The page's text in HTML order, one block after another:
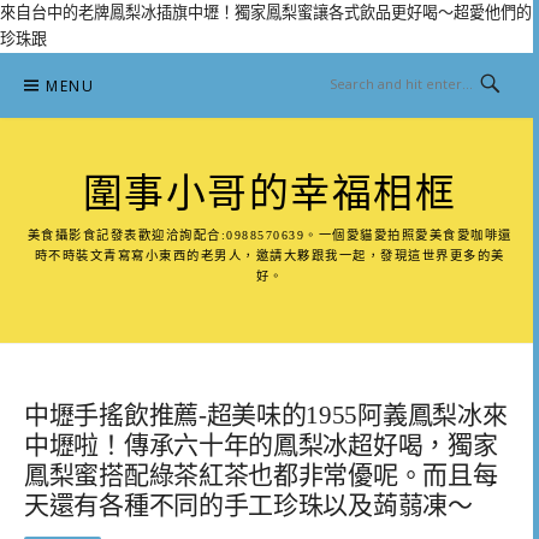
來自台中的老牌鳳梨冰插旗中壢！獨家鳳梨蜜讓各式飲品更好喝～超愛他們的
珍珠跟
content
MENU
圍事小哥的幸福相框
美食攝影食記發表歡迎洽詢配合:0988570639。一個愛貓愛拍照愛美食愛咖啡還
時不時裝文青寫寫小東西的老男人，邀請大夥跟我一起，發現這世界更多的美
好。
中壢手搖飲推薦-超美味的1955阿義鳳梨冰來
中壢啦！傳承六十年的鳳梨冰超好喝，獨家
鳳梨蜜搭配綠茶紅茶也都非常優呢。而且每
天還有各種不同的手工珍珠以及蒟蒻凍～